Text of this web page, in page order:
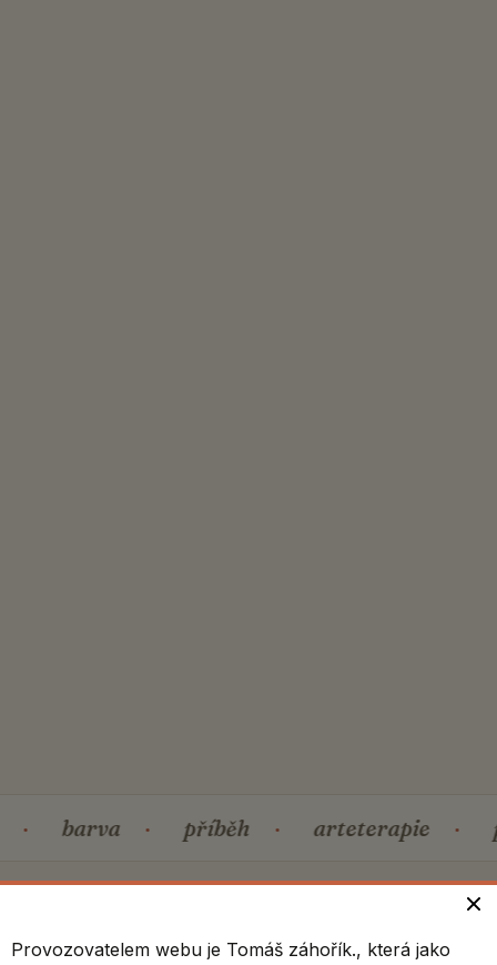
· barva · příběh · arteterapie ·
Provozovatelem webu je Tomáš záhořík., která jako